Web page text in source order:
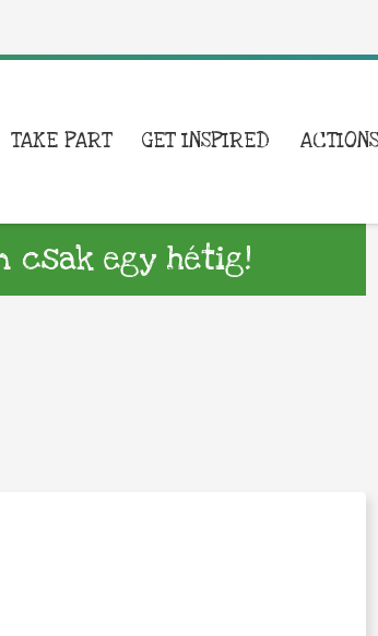
TAKE PART GET INSPIRED ACTIONS
csak egy hétig!